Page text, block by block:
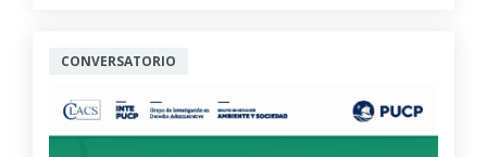
CONVERSATORIO